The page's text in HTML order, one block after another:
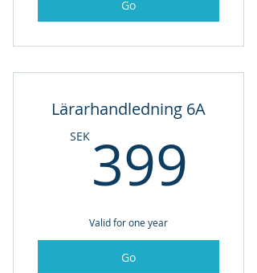
Go
Lärarhandledning 6A
SEK 399
Valid for one year
Go